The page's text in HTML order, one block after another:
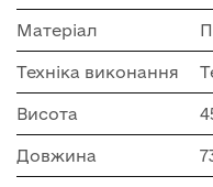
Матеріал
Техніка виконання
Висота
Довжина